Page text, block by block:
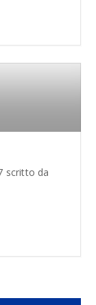
scritto da